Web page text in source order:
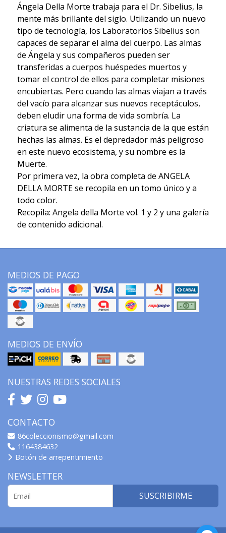
Ángela Della Morte trabaja para el Dr. Sibelius, la
mente más brillante del siglo. Utilizando un nuevo
tipo de tecnología, los Laboratorios Sibelius son
capaces de separar el alma del cuerpo. Las almas
de Ángela y sus compañeros pueden ser
transferidas a cuerpos huéspedes muertos y
tomar el control de ellos para completar misiones
encubiertas. Pero cuando las almas viajan a través
del vacío para alcanzar sus nuevos receptáculos,
deben eludir una forma de vida sombría. La
criatura se alimenta de la sustancia de la que están
hechas las almas. Es el depredador más peligroso
en este nuevo ecosistema, y su nombre es la
Muerte.
Por primera vez, la obra completa de ANGELA
DELLA MORTE se recopila en un tomo único y a
todo color.
Recopila: Angela della Morte vol. 1 y 2 y una galería
de contenido adicional.
MEDIOS DE PAGO
MEDIOS DE ENVÍO
NUESTRAS REDES SOCIALES
CONTACTO
86coleccionismo@gmail.com
1164384632
Botón de arrepentimiento
NEWSLETTER
SUSCRIBIRME